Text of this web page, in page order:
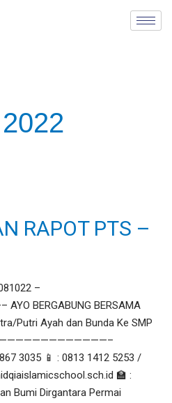
RAPOT PTS –
–
BERGABUNG BERSAMA
Putri Ayah dan Bunda Ke SMP
3035 📱 : 0813 1412 5253 /
🏫 :
Bumi Dirgantara Permai